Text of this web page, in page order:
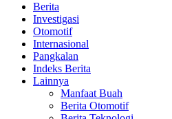
Berita
Investigasi
Otomotif
Internasional
Pangkalan
Indeks Berita
Lainnya
Manfaat Buah
Berita Otomotif